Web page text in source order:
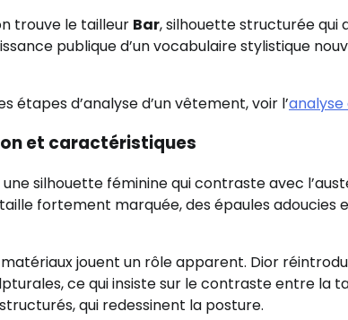
trouve le tailleur Bar, silhouette structurée qui
publique d’un vocabulaire stylistique
étapes d’analyse d’un vêtement, voir l’
et caractéristiques
une silhouette féminine qui contraste avec
fortement marquée, des épaules adoucies
jouent un rôle apparent. Dior
ce qui insiste sur le contraste entre la
qui redessinent la posture.